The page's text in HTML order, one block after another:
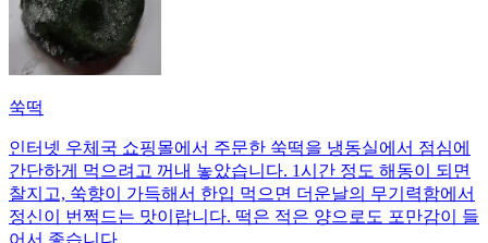
쑥떡
인터넷 우체국 쇼핑몰에서 주문한 쑥떡을 냉동실에서 점심에
간단하게 먹으려고 꺼내 놓았습니다. 1시간 정도 해동이 되면
찰지고, 쑥향이 가득해서 한입 먹으면 더운날의 무기력함에서
정신이 번쩍드는 맛이랍니다. 떡은 적은 양으로도 포만감이 들